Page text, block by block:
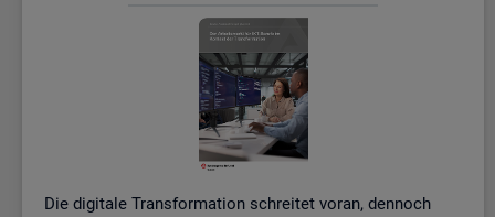
Die di­gi­ta­le Trans­for­ma­ti­on schrei­tet voran, den­noch